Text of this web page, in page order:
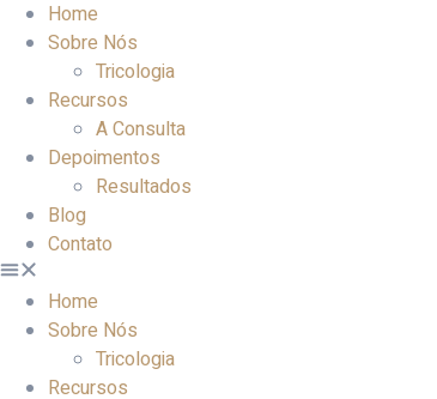
Home
Sobre Nós
Tricologia
Recursos
A Consulta
Depoimentos
Resultados
Blog
Contato
Home
Sobre Nós
Tricologia
Recursos